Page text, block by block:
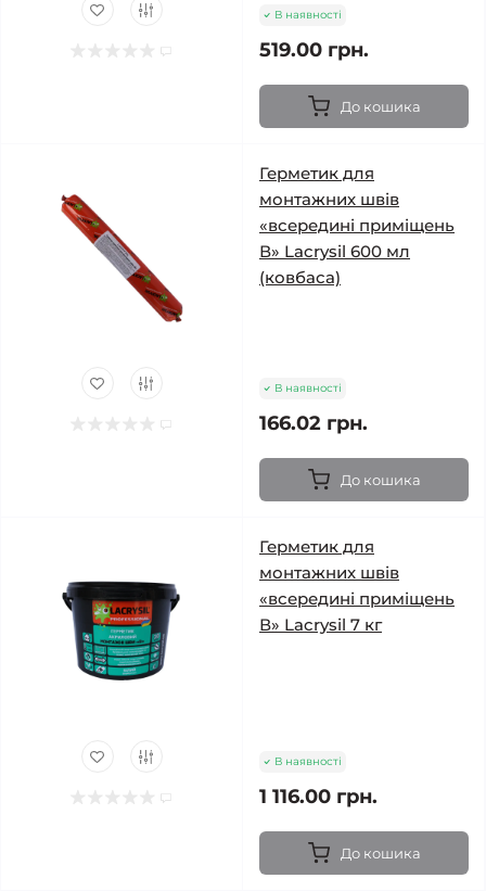
В наявності
519.00 грн.
До кошика
Герметик для
монтажних швів
«всередині приміщень
В» Lacrysil 600 мл
(ковбаса)
В наявності
166.02 грн.
До кошика
Герметик для
монтажних швів
«всередині приміщень
В» Lacrysil 7 кг
В наявності
1 116.00 грн.
До кошика